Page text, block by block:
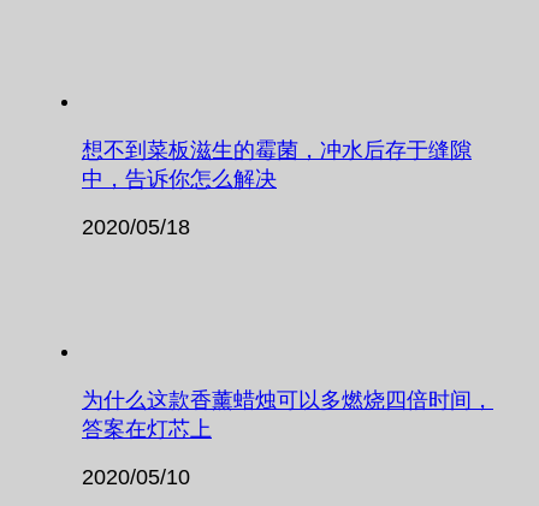
想不到菜板滋生的霉菌，冲水后存于缝隙
中，告诉你怎么解决
2020/05/18
为什么这款香薰蜡烛可以多燃烧四倍时间，
答案在灯芯上
2020/05/10